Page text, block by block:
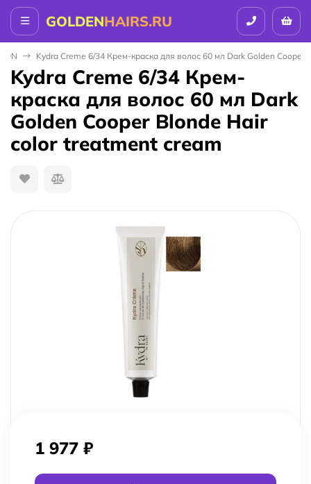
GOLDENHAIRS.RU
Kydra Creme 6/34 Крем-краска для волос 60 мл Dark Golden
Kydra Creme 6/34 Крем-
краска для волос 60 мл Dark
Golden Cooper Blonde Hair
color treatment cream
1 977 ₽